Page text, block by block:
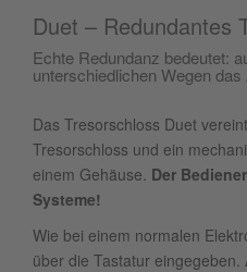
Duet – Redundantes
Echte Redundanz bedeutet:
unterschiedlichen Wegen
Das Tresorschloss Duet
Tresorschloss und ein
einem Gehäuse. Der
Systeme!️
Wie bei einem normalen
über die Tastatur